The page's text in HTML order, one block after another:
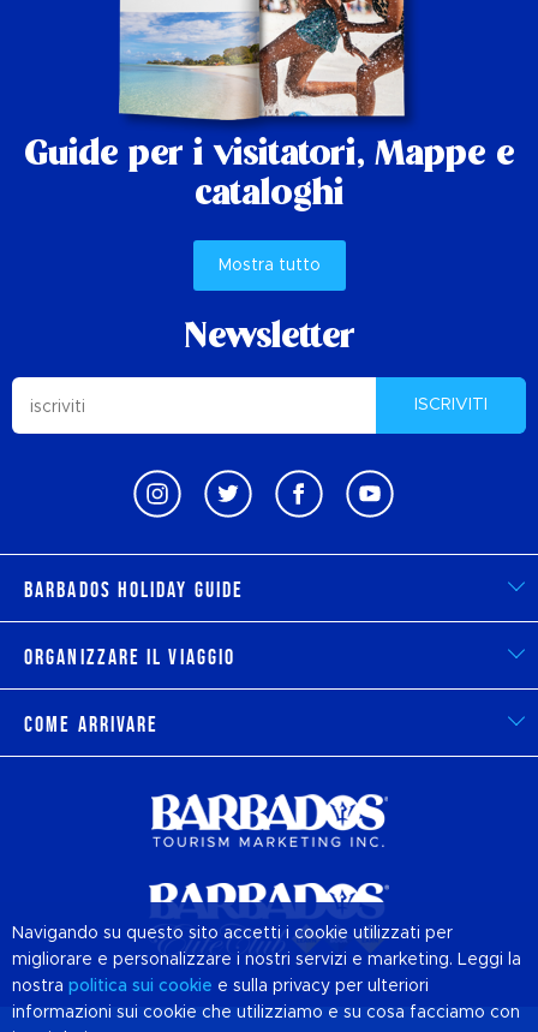
Guide per i visitatori, Mappe e
cataloghi
Mostra tutto
Newsletter
ISCRIVITI
Barbados Holiday Guide
Organizzare il viaggio
Come arrivare
Navigando su questo sito accetti i cookie utilizzati per
migliorare e personalizzare i nostri servizi e marketing. Leggi la
nostra politica sui cookie e sulla privacy per ulteriori
informazioni sui cookie che utilizziamo e su cosa facciamo con